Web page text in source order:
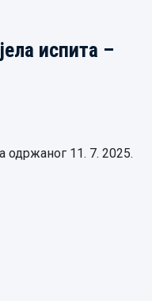
испита –
одржаног 11. 7. 2025.